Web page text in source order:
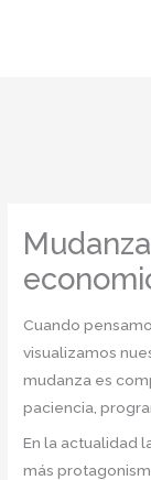
Cuando
visualizamos
mudanza es
paciencia,
En la actualidad
más